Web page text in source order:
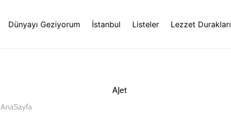
Dünyayı Geziyorum İstanbul Listeler Lezzet Durakları
AnaSayfa